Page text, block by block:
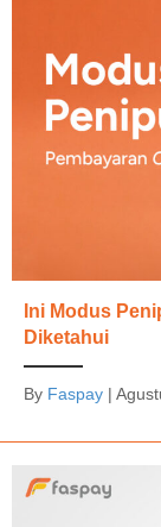
Ini Modus
Diketahui
By Faspay |